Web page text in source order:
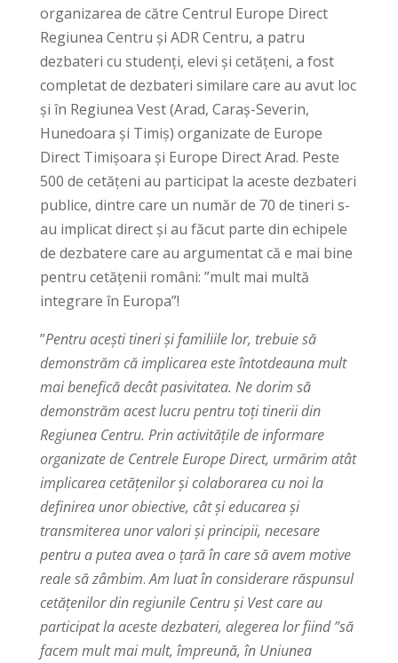
organizarea de către Centrul Europe Direct
Regiunea Centru și ADR Centru, a patru
dezbateri cu studenți, elevi și cetățeni, a fost
completat de dezbateri similare care au avut loc
și în Regiunea Vest (Arad, Caraș-Severin,
Hunedoara și Timiș) organizate de Europe
Direct Timișoara și Europe Direct Arad. Peste
500 de cetățeni au participat la aceste dezbateri
publice, dintre care un număr de 70 de tineri s-
au implicat direct și au făcut parte din echipele
de dezbatere care au argumentat că e mai bine
pentru cetățenii români: ”mult mai multă
integrare în Europa”!
”Pentru acești tineri și familiile lor, trebuie să
demonstrăm că implicarea este întotdeauna mult
mai benefică decât pasivitatea. Ne dorim să
demonstrăm acest lucru pentru toți tinerii din
Regiunea Centru. Prin activitățile de informare
organizate de Centrele Europe Direct, urmărim atât
implicarea cetățenilor și colaborarea cu noi la
definirea unor obiective, cât și educarea și
transmiterea unor valori și principii, necesare
pentru a putea avea o țară în care să avem motive
reale să zâmbim.Am luat în considerare răspunsul
cetățenilor din regiunile Centru și Vest care au
participat la aceste dezbateri, alegerea lor fiind ”să
facem mult mai mult, împreună, în Uniunea